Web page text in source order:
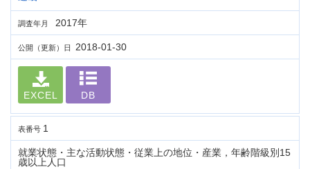
調査年月 2017年
公開（更新）日 2018-01-30
EXCEL DB
表番号 1
就業状態・主な活動状態・従業上の地位・産業，年齢階級別15
歳以上人口